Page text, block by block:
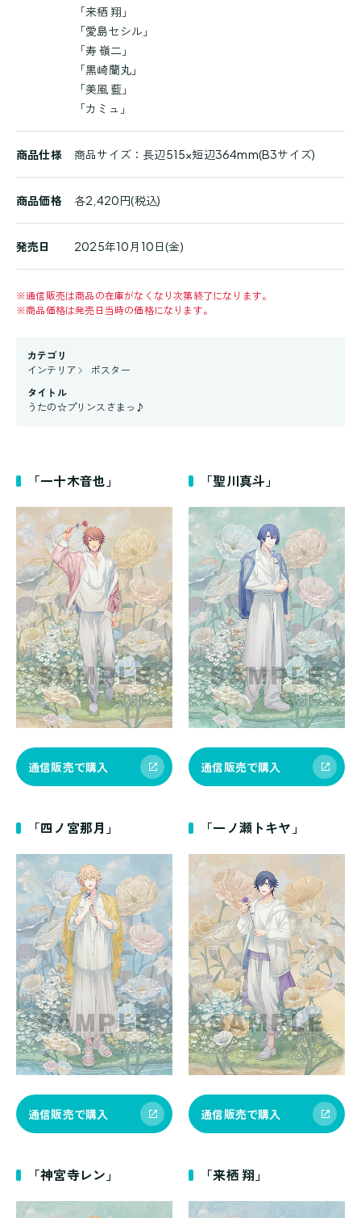
「来栖 翔」
「愛島セシル」
「寿 嶺二」
「黒崎蘭丸」
「美風 藍」
「カミュ」
商品仕様 商品サイズ：長辺515×短辺364mm(B3サイズ)
商品価格 各2,420円(税込)
発売日 2025年10月10日(金)
※通信販売は商品の在庫がなくなり次第終了になります。
※商品価格は発売日当時の価格になります。
カテゴリ
インテリア
ポスター
タイトル
うたの☆プリンスさまっ♪
「一十木音也」
通信販売で購入
「聖川真斗」
通信販売で購入
「四ノ宮那月」
通信販売で購入
「一ノ瀬トキヤ」
通信販売で購入
「神宮寺レン」 「来栖 翔」